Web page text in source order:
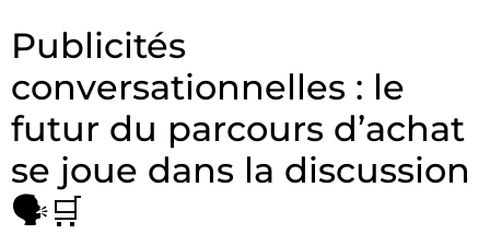
Publicités
conversationnelles : le
futur du parcours d’achat
se joue dans la discussion
🗣️🛒